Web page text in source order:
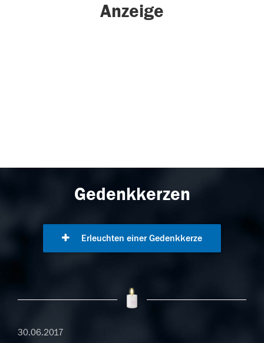
Anzeige
Gedenkkerzen
Erleuchten einer Gedenkkerze
30.06.2017